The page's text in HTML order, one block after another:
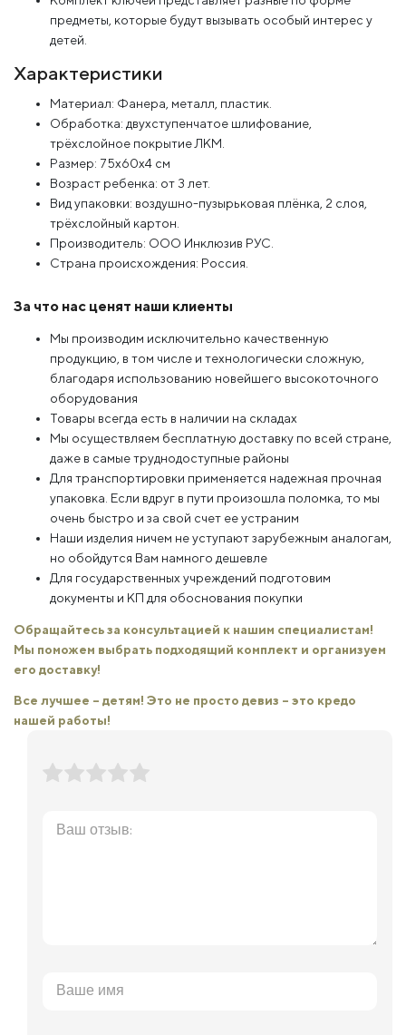
предметы, которые будут вызывать особый интерес у
детей.
Характеристики
Материал: Фанера, металл, пластик.
Обработка: двухступенчатое шлифование,
трёхслойное покрытие ЛКМ.
Размер: 75x60х4 см
Возраст ребенка: от 3 лет.
Вид упаковки: воздушно-пузырьковая плёнка, 2 слоя,
трёхслойный картон.
Производитель: ООО Инклюзив РУС.
Страна происхождения: Россия.
За что нас ценят наши клиенты
Мы производим исключительно качественную
продукцию, в том числе и технологически сложную,
благодаря использованию новейшего высокоточного
оборудования
Товары всегда есть в наличии на складах
Мы осуществляем бесплатную доставку по всей стране,
даже в самые труднодоступные районы
Для транспортировки применяется надежная прочная
упаковка. Если вдруг в пути произошла поломка, то мы
очень быстро и за свой счет ее устраним
Наши изделия ничем не уступают зарубежным аналогам,
но обойдутся Вам намного дешевле
Для государственных учреждений подготовим
документы и КП для обоснования покупки
Обращайтесь за консультацией к нашим специалистам!
Мы поможем выбрать подходящий комплект и организуем
его доставку!
Все лучшее – детям! Это не просто девиз – это кредо
нашей работы!